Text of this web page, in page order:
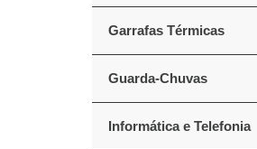
Garrafas Térmicas
Guarda-Chuvas
Informática e Telefonia